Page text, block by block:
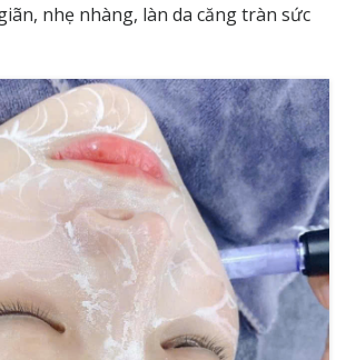
nhẹ nhàng, làn da căng tràn sức